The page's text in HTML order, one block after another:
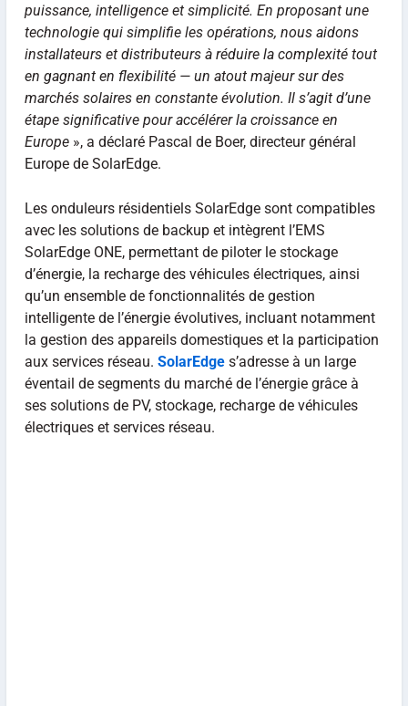
puissance, intelligence et simplicité. En proposant une
technologie qui simplifie les opérations, nous aidons
installateurs et distributeurs à réduire la complexité tout
en gagnant en flexibilité — un atout majeur sur des
marchés solaires en constante évolution. Il s’agit d’une
étape significative pour accélérer la croissance en
Europe», a déclaré Pascal de Boer, directeur général
Europe de SolarEdge.
Les onduleurs résidentiels SolarEdge sont compatibles
avec les solutions de backup et intègrent l’EMS
SolarEdge ONE, permettant de piloter le stockage
d’énergie, la recharge des véhicules électriques, ainsi
qu’un ensemble de fonctionnalités de gestion
intelligente de l’énergie évolutives, incluant notamment
la gestion des appareils domestiques et la participation
aux services réseau. SolarEdge s’adresse à un large
éventail de segments du marché de l’énergie grâce à
ses solutions de PV, stockage, recharge de véhicules
électriques et services réseau.